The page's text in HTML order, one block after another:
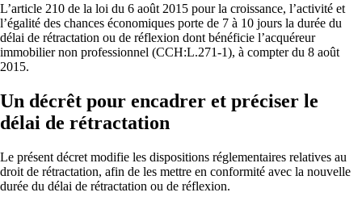
L’article 210 de la loi du 6 août 2015 pour la croissance, l’activité et
l’égalité des chances économiques porte de 7 à 10 jours la durée du
délai de rétractation ou de réflexion dont bénéficie l’acquéreur
immobilier non professionnel (CCH:L.271-1), à compter du 8 août
2015.
Un décrêt pour encadrer et préciser le
délai de rétractation
Le présent décret modifie les dispositions réglementaires relatives au
droit de rétractation, afin de les mettre en conformité avec la nouvelle
durée du délai de rétractation ou de réflexion.